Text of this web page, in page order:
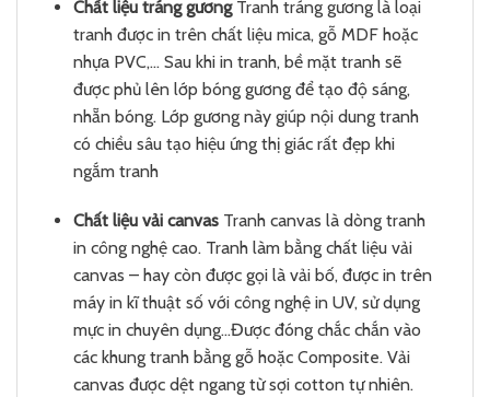
Chất liệu tráng gương Tranh tráng gương là loại
tranh được in trên chất liệu mica, gỗ MDF hoặc
nhựa PVC,… Sau khi in tranh, bề mặt tranh sẽ
được phủ lên lớp bóng gương để tạo độ sáng,
nhẵn bóng. Lớp gương này giúp nội dung tranh
có chiều sâu tạo hiệu ứng thị giác rất đẹp khi
ngắm tranh
Chất liệu vải canvas Tranh canvas là dòng tranh
in công nghệ cao. Tranh làm bằng chất liệu vải
canvas – hay còn được gọi là vải bố, được in trên
máy in kĩ thuật số với công nghệ in UV, sử dụng
mực in chuyên dụng…Được đóng chắc chắn vào
các khung tranh bằng gỗ hoặc Composite. Vải
canvas được dệt ngang từ sợi cotton tự nhiên.